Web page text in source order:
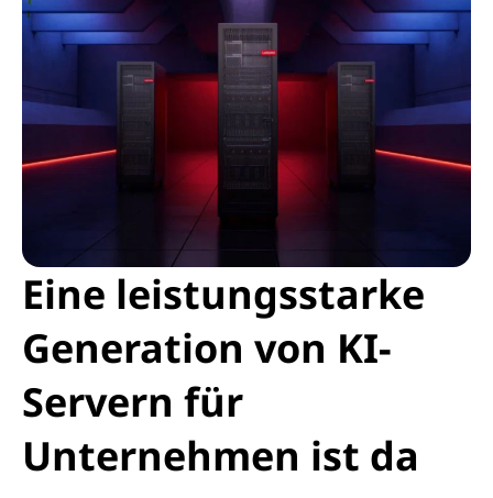
Eine leistungsstarke
Generation von KI-
Servern für
Unternehmen ist da